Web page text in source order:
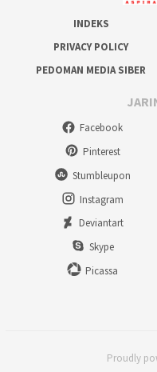
INDEKS
PRIVACY POLICY
PEDOMAN MEDIA SIBER
Facebook
Pinterest
Stumbleupon
Instagram
Deviantart
Skype
Picassa
Proudly